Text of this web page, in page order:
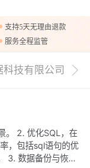
支持5天无理由退款
服务全程监管
技有限公司
。 2. 优化SQL，在
，包括sql语句的优
3. 数据备份与恢